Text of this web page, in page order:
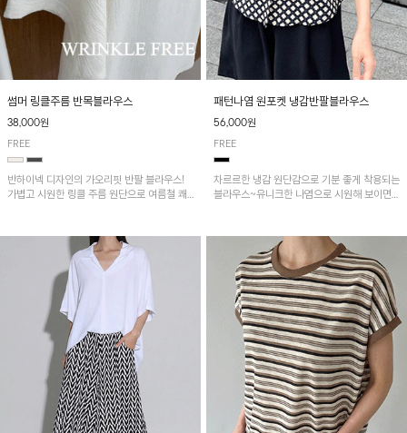
썸머 링클주름 반목블라우스
38,000원
FREE
반하이넥 디자인의 가오리핏 반팔 블라우스!
가볍고 시원한 링클 주름 원단으로 여름철 쾌
패턴나염 원포켓 냉감반팔블라우스
56,000원
FREE
차르르한 냉감 원단감으로 기분 좋게 착용되는
블라우스~유니크한 나염으로 시원해 보이면